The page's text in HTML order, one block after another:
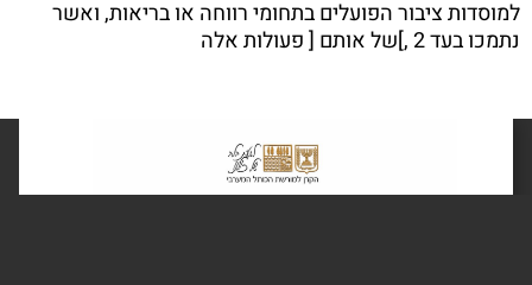
למוסדות ציבור הפועלים בתחומי רווחה או בריאות, ואשר
נתמכו בעד 2 ,]של אותם [ פעולות אלה